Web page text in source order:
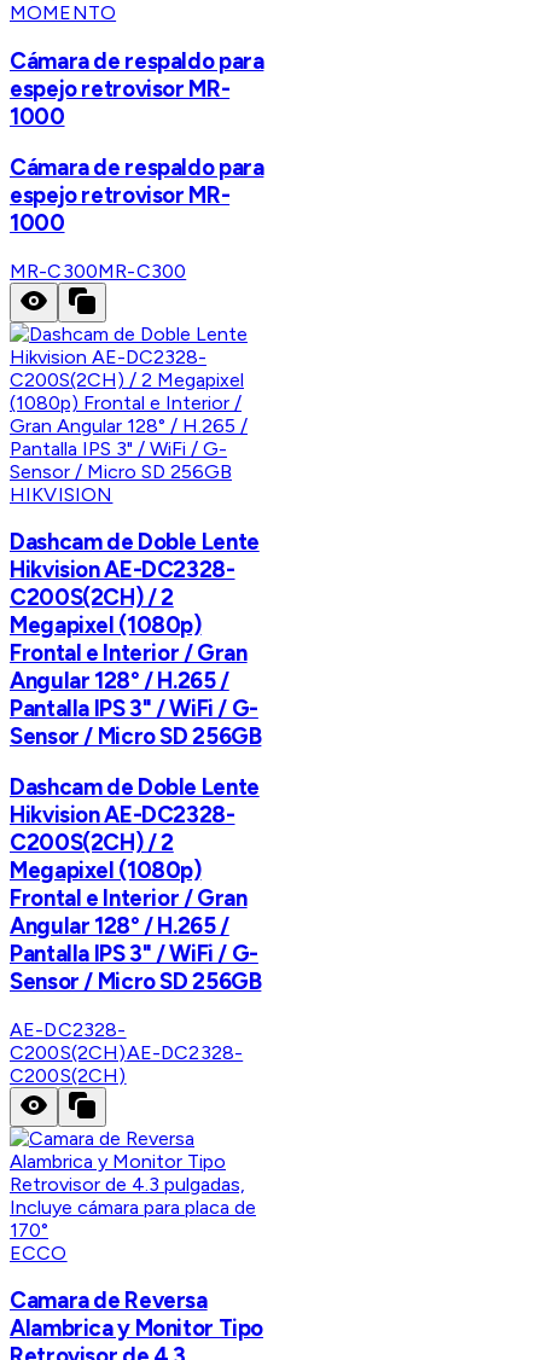
MOMENTO
Cámara de respaldo para
espejo retrovisor MR-
1000
Cámara de respaldo para
espejo retrovisor MR-
1000
MR-C300MR-C300
HIKVISION
Dashcam de Doble Lente
Hikvision AE-DC2328-
C200S(2CH) / 2
Megapixel (1080p)
Frontal e Interior / Gran
Angular 128° / H.265 /
Pantalla IPS 3" / WiFi / G-
Sensor / Micro SD 256GB
Dashcam de Doble Lente
Hikvision AE-DC2328-
C200S(2CH) / 2
Megapixel (1080p)
Frontal e Interior / Gran
Angular 128° / H.265 /
Pantalla IPS 3" / WiFi / G-
Sensor / Micro SD 256GB
AE-DC2328-
C200S(2CH)AE-DC2328-
C200S(2CH)
ECCO
Camara de Reversa
Alambrica y Monitor Tipo